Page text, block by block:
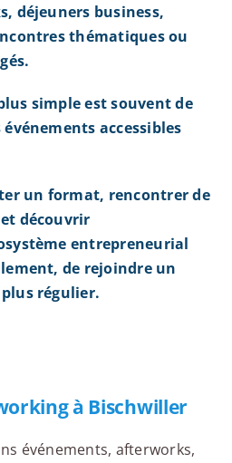
déjeuners business,
thématiques ou
simple est souvent de
accessibles
un format, rencontrer de
découvrir
entrepreneurial
de rejoindre un
régulier.
à Bischwiller
événements, afterworks,